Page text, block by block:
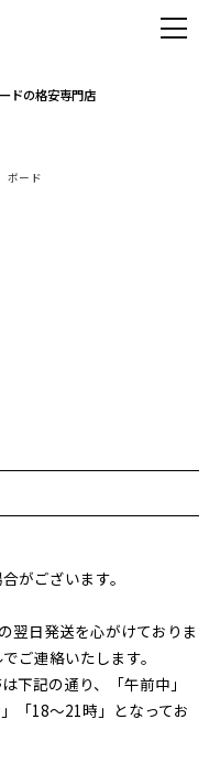
ドの格安専門店
ボード
がございます。
翌日発送を心がけておりま
ご連絡いたします。
下記の通り、「午前中」
「18～21時」となってお